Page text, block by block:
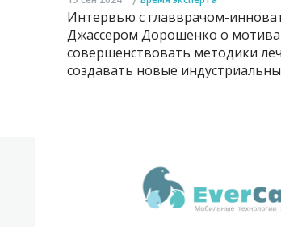
Интервью с главврачом-
Джассером Дорошенко о
совершенствовать методики
создавать новые